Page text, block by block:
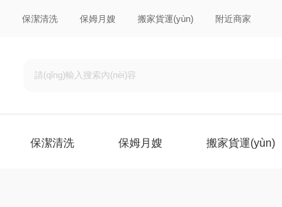
保潔清洗 保姆月嫂 搬家貨運(yùn) 附近商家
保潔清洗 保姆月嫂 搬家貨運(yùn)